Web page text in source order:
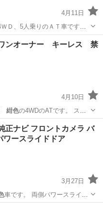
4月11日
Ｄ、5人乗りのＡＴ車です。
ワンオーナー キーレス 禁
4月10日
紺色の4WDのATです。 スマ
正ナビ フロントカメラ バ
ワースライドドア
3月27日
車です。 両側パワースライド